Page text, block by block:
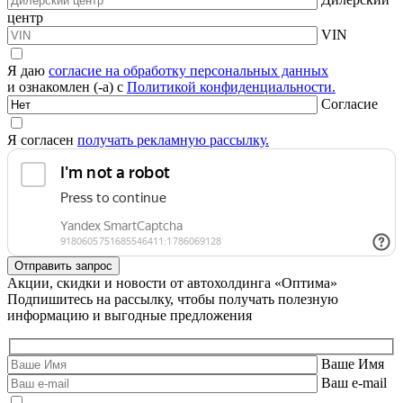
центр
VIN
Я даю согласие на обработку персональных данных
и ознакомлен (-а) с Политикой конфиденциальности.
Согласие
Я согласен получать рекламную рассылку.
Акции, скидки и новости от автохолдинга «Оптима»
Подпишитесь на рассылку, чтобы получать полезную
информацию и выгодные предложения
Ваше Имя
Ваш e-mail